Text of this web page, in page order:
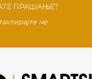
ПРАШАЊЕ?
не